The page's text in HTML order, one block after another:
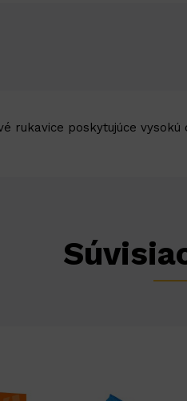
rukavice poskytujúce